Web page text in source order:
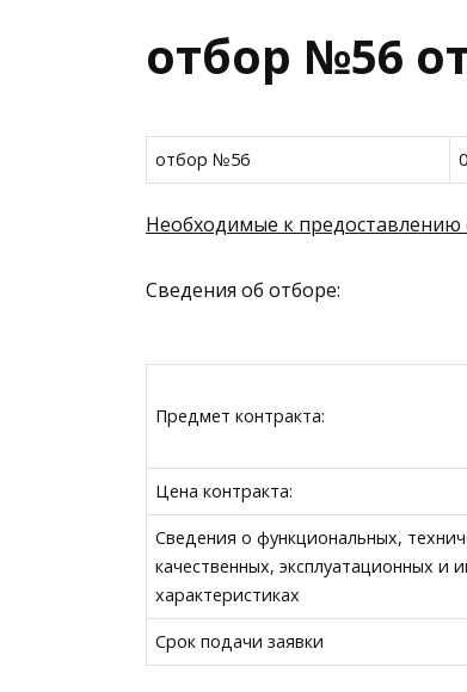
отбор №56
отбор №56
Необходимые к предоставлению
Сведения об отборе:
Предмет контракта:
Цена контракта:
Сведения о функциональных,
качественных, эксплуатационных и
характеристиках
Срок подачи заявки